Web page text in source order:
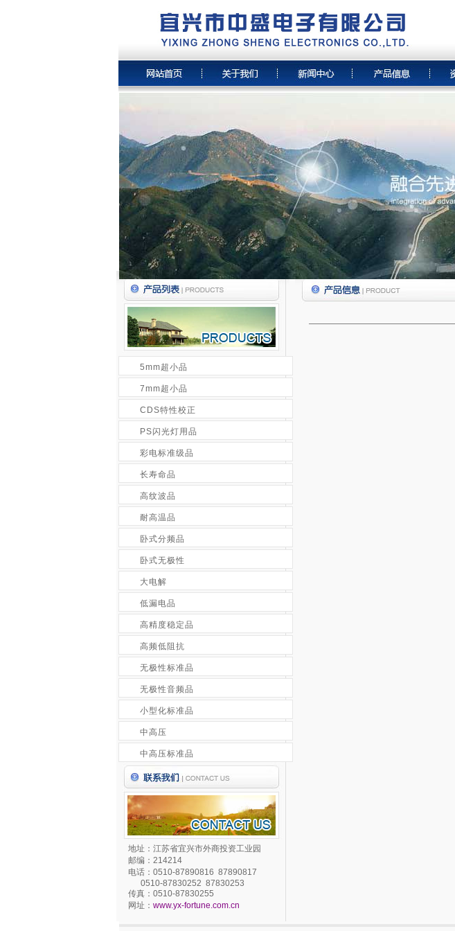
5mm超小品
7mm超小品
CDS特性校正
PS闪光灯用品
彩电标准级品
长寿命品
高纹波品
耐高温品
卧式分频品
卧式无极性
大电解
低漏电品
高精度稳定品
高频低阻抗
无极性标准品
无极性音频品
小型化标准品
中高压
中高压标准品
地址：江苏省宜兴市外商投资工业园
邮编：214214
电话：0510-87890816 87890817
0510-87830252 87830253
传真：0510-87830255
网址： www.yx-fortune.com.cn